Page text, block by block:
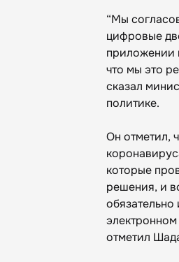
“Мы
цифровые
приложении
что мы это
сказал
политике.
Он отметил,
которые
решения, и
отметил